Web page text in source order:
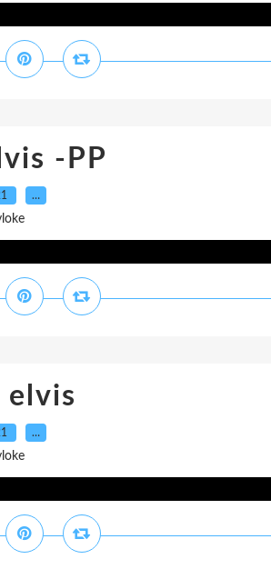
-PP
…
elvis
…